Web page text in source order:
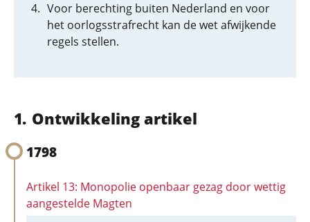
Voor berechting buiten Nederland en voor
het oorlogsstrafrecht kan de wet afwijkende
regels stellen.
Ontwikkeling artikel
1798
Artikel 13: Monopolie openbaar gezag door wettig
aangestelde Magten